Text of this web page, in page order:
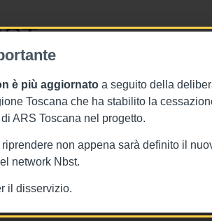
è più aggiornato a seguito della
Toscana che ha stabilito la
ARS Toscana nel progetto.
riprendere non appena sarà definito il
network Nbst.
il disservizio.
Toggle
2018 - This week in